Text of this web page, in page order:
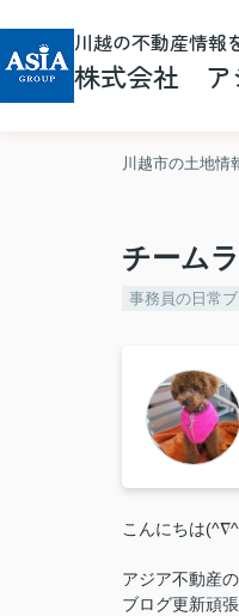
川越の不動産情報
株式会社 ア
川越市の土地情
チーム
事務員の日常
こんにちは
アジア不動産
ブログ更新頑